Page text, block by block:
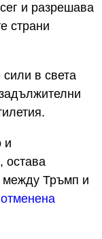
и разрешава
страни
в света
и
остава
между Тръмп и
отменена